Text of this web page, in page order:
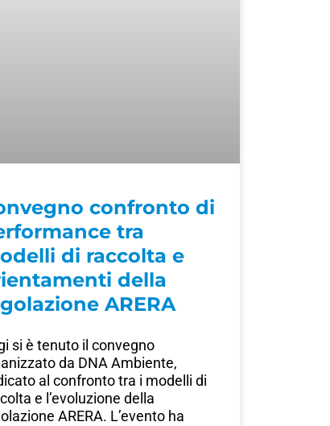
confronto di
tra
di raccolta e
della
ARERA
si è tenuto il convegno
da DNA Ambiente,
al confronto tra i modelli di
e l’evoluzione della
ARERA. L’evento ha